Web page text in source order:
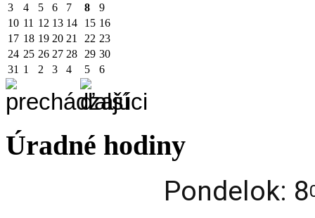
3
4 5 6 7 8
9
10 11 12 13 14 15 16
17 18 19 20 21 22 23
24 25 26 27 28 29 30
31 1 2 3 4 5 6
Úradné hodiny
Pondelok: 8